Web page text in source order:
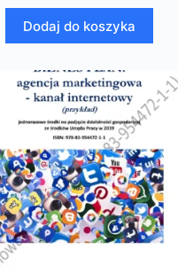
Dodaj do koszyka